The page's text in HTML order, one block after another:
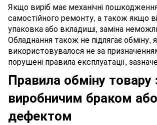
Якщо виріб має механічні
самостійного ремонту, а також якщо
упаковка або вкладиші, заміна
Обладнання також не підлягає обміну,
використовувалося не за
порушені правила експлуатації,
Правила обміну товару
виробничим браком або
дефектом